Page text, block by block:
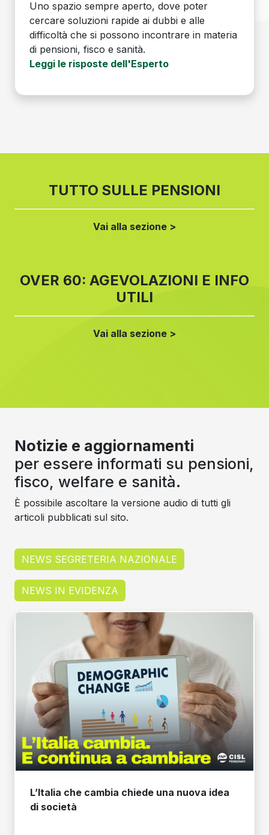
Uno spazio sempre aperto, dove poter
cercare soluzioni rapide ai dubbi e alle
difficoltà che si possono incontrare in materia
di pensioni, fisco e sanità.
Leggi le risposte dell'Esperto
TUTTO SULLE PENSIONI
Vai alla sezione >
OVER 60: AGEVOLAZIONI E INFO
UTILI
Vai alla sezione >
L’Italia che cambia chiede una nuova idea
di società
Notizie e aggiornamenti
per essere informati su pensioni,
fisco, welfare e sanità.
È possibile ascoltare la versione audio di tutti gli
articoli pubblicati sul sito.
NEWS SEGRETERIA NAZIONALE
NEWS IN EVIDENZA